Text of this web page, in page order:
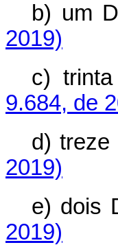
b) um
2019)
c)
9.684, de
d) treze
2019)
e) dois
2019)